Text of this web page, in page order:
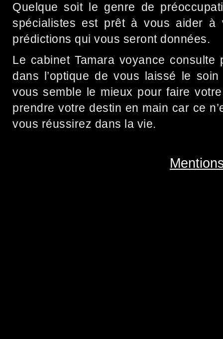
Quelque soit le genre de
spécialistes est prêt à vous aider à
prédictions qui vous seront données.
Le cabinet Tamara voyance
dans l’optique de vous laissé le
vous semble le mieux pour faire
prendre votre destin en main car ce
vous réussirez dans la vie.